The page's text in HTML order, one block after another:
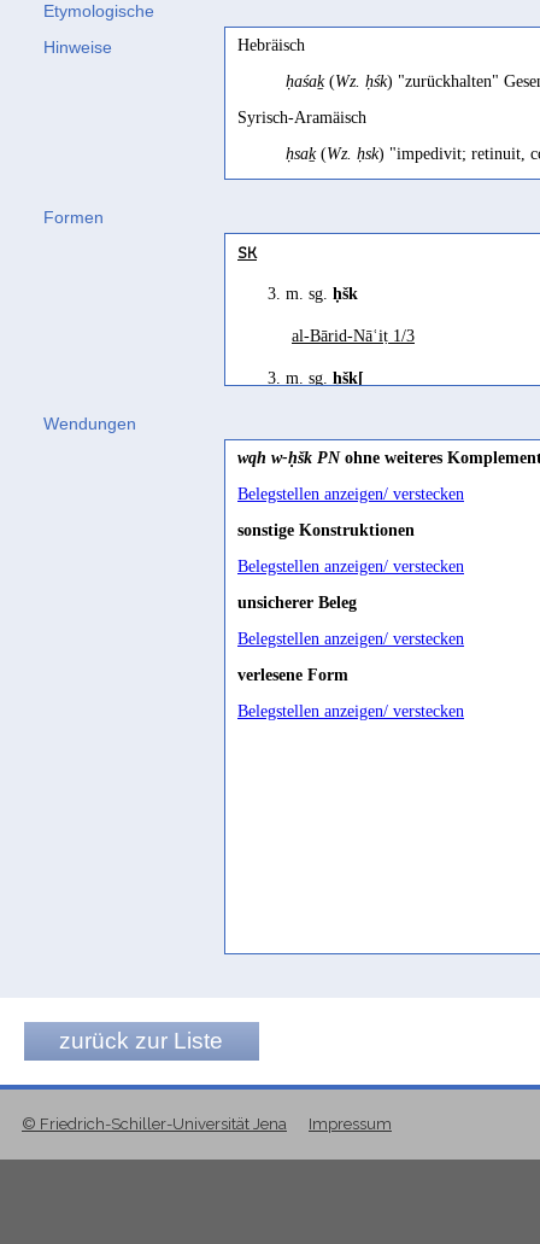
SD français, 72; Bron 1993, 82
défendre
Ryckmans 1939, 87
define > ordain, command
despatch
envoyer
Robin 1995, 229
ordonner
prohiber
Winnett 1941, 24
Etymologische
Hinweise
Hebräisch
ḥaśaḵ(Wz. ḥśk) "zurückhalten"
Syrisch-Aramäisch
ḥsaḵ(Wz. ḥsk) "impedivit; retinuit,
Formen
SK
3. m. sg. ḥšk
al-Bārid-Nāʿiṭ 1/3
3. m. sg. ḥšk[
PK
3. m. pl.yḥšknn
ḥšk
M.A.Thabit 86 MB/35
Wendungen
wqh w-ḥšk PNohne weiteres
Belegstellen anzeigen/ verstecken
sonstige Konstruktionen
Belegstellen anzeigen/ verstecken
unsicherer Beleg
Belegstellen anzeigen/ verstecken
verlesene Form
Belegstellen anzeigen/ verstecken
zurück zur Liste
© Friedrich-Schiller-Universität Jena Impressum